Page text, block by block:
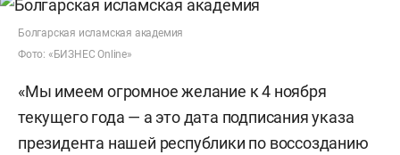
Болгарская исламская академия
Фото: «БИЗНЕС Online»
«Мы имеем огромное желание к 4 ноября
текущего года — а это дата подписания указа
президента нашей республики по воссозданию